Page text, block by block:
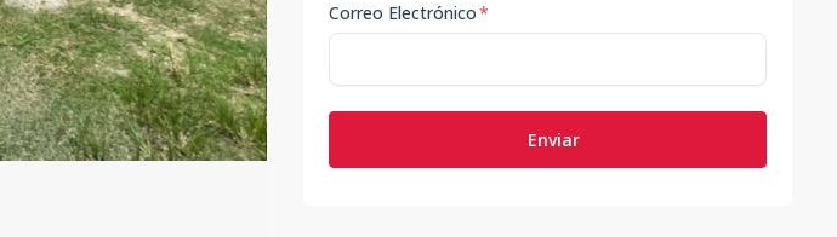
Correo Electrónico*
Enviar